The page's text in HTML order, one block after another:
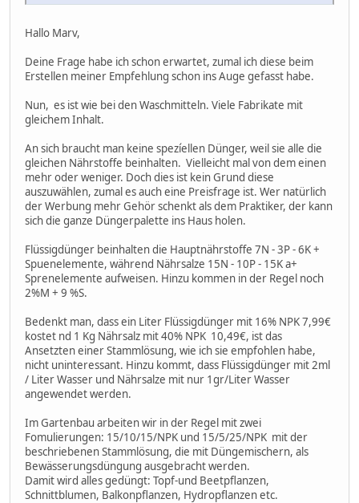
Hallo Marv,
Deine Frage habe ich schon erwartet, zumal ich diese beim
Erstellen meiner Empfehlung schon ins Auge gefasst habe.
Nun, es ist wie bei den Waschmitteln. Viele Fabrikate mit
gleichem Inhalt.
An sich braucht man keine spezíellen Dünger, weil sie alle die
gleichen Nährstoffe beinhalten. Vielleicht mal von dem einen
mehr oder weniger. Doch dies ist kein Grund diese
auszuwählen, zumal es auch eine Preisfrage ist. Wer natürlich
der Werbung mehr Gehör schenkt als dem Praktiker, der kann
sich die ganze Düngerpalette ins Haus holen.
Flüssigdünger beinhalten die Hauptnährstoffe 7N - 3P - 6K +
Spuenelemente, während Nährsalze 15N - 10P - 15K a+
Sprenelemente aufweisen. Hinzu kommen in der Regel noch
2%M + 9 %S.
Bedenkt man, dass ein Liter Flüssigdünger mit 16% NPK 7,99€
kostet nd 1 Kg Nährsalz mit 40% NPK 10,49€, ist das
Ansetzten einer Stammlösung, wie ich sie empfohlen habe,
nicht uninteressant. Hinzu kommt, dass Flüssigdünger mit 2ml
/ Liter Wasser und Nährsalze mit nur 1gr/Liter Wasser
angewendet werden.
Im Gartenbau arbeiten wir in der Regel mit zwei
Fomulierungen: 15/10/15/NPK und 15/5/25/NPK mit der
beschriebenen Stammlösung, die mit Düngemischern, als
Bewässerungsdüngung ausgebracht werden.
Damit wird alles gedüngt: Topf-und Beetpflanzen,
Schnittblumen, Balkonpflanzen, Hydropflanzen etc.